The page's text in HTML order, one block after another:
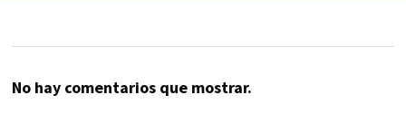
No hay comentarios que mostrar.